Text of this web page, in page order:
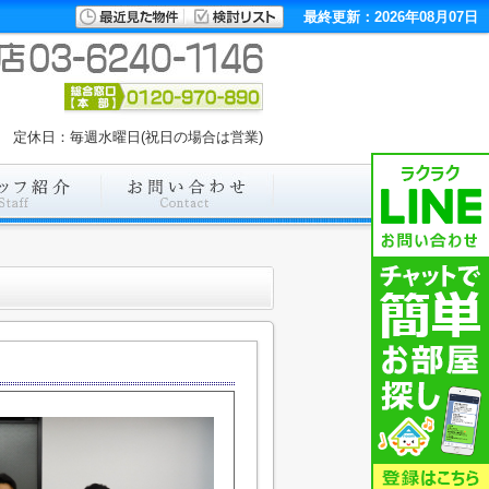
最終更新：2026年08月07日
休日：毎週水曜日(祝日の場合は営業)